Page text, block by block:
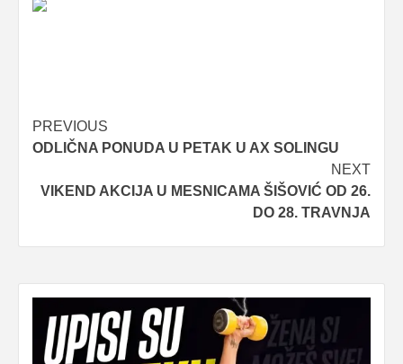
Post
navigation
PREVIOUS
ODLIČNA PONUDA U PETAK U AX SOLINGU
NEXT
VIKEND AKCIJA U MESNICAMA ŠIŠOVIĆ OD 26.
DO 28. TRAVNJA